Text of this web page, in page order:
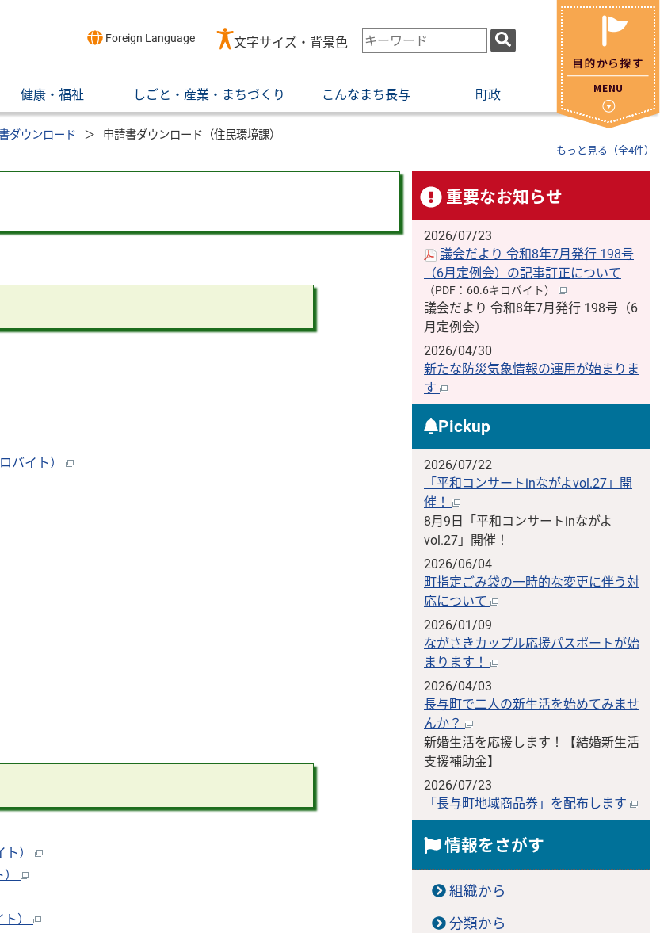
Foreign Language 文字サイズ・背景色
検
索
ー
ワ
健康・福祉 しごと・産業・まちづくり こんなまち長与 町政
ダウンロード 申請書ダウンロード（住民環境課）
もっと見る（全4件）
バイト）
）
）
重要なお知らせ
2026/07/23
議会だより 令和8年7月発行 198号
（6月定例会）の記事訂正について
（PDF：60.6キロバイト）
議会だより 令和8年7月発行 198号（6
月定例会）
2026/04/30
新たな防災気象情報の運用が始まりま
す
Pickup
2026/07/22
「平和コンサートinながよvol.27」開
催！
8月9日「平和コンサートinながよ
vol.27」開催！
2026/06/04
町指定ごみ袋の一時的な変更に伴う対
応について
2026/01/09
ながさきカップル応援パスポートが始
まります！
2026/04/03
長与町で二人の新生活を始めてみませ
んか？
新婚生活を応援します！【結婚新生活
支援補助金】
2026/07/23
「長与町地域商品券」を配布します
情報をさがす
組織から
分類から